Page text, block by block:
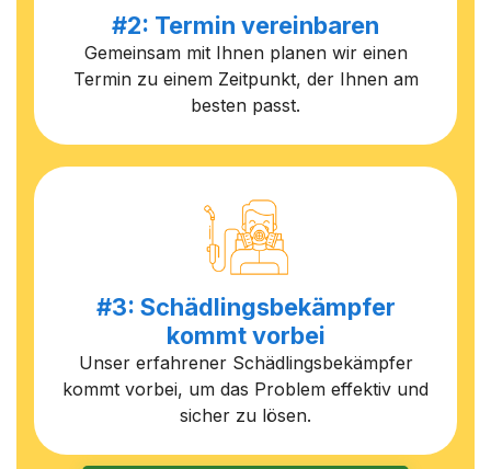
#2: Termin vereinbaren
Gemeinsam mit Ihnen planen wir einen
Termin zu einem Zeitpunkt, der Ihnen am
besten passt.
#3: Schädlingsbekämpfer
kommt vorbei
Unser erfahrener Schädlingsbekämpfer
kommt vorbei, um das Problem effektiv und
sicher zu lösen.